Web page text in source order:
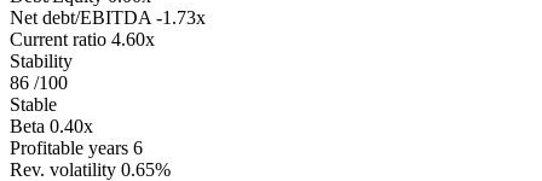
Net debt/EBITDA -1.73x
Current ratio 4.60x
Stability
86 /100
Stable
Beta 0.40x
Profitable years 6
Rev. volatility 0.65%